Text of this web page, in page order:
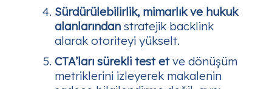
Sürdürülebilirlik, mimarlık ve hukuk
alanlarından stratejik backlink
alarak otoriteyi yükselt.
CTA’ları sürekli test etve dönüşüm
metriklerini izleyerek makalenin